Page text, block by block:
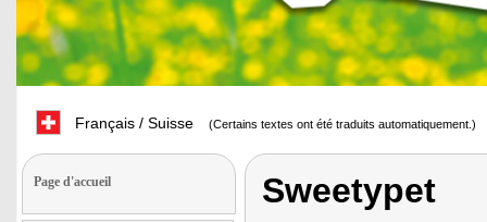
Français / Suisse (Certains textes ont été traduits automatiquement.)
Page d'accueil Sweetypet